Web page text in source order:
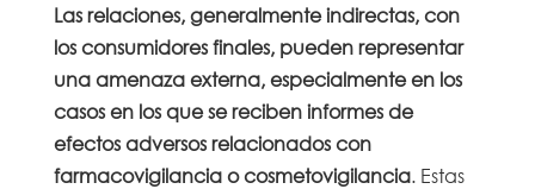
Las relaciones, generalmente indirectas, con
los consumidores finales, pueden representar
una amenaza externa, especialmente en los
casos en los que se reciben informes de
efectos adversos relacionados con
farmacovigilancia o cosmetovigilancia. Estas